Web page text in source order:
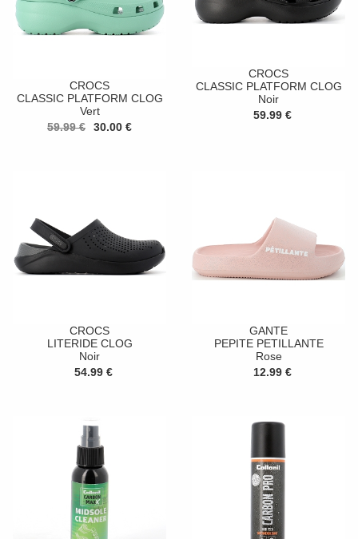
CROCS
CLASSIC PLATFORM CLOG
Vert
59.99 €
30.00 €
CROCS
CLASSIC PLATFORM CLOG
Noir
59.99 €
CROCS
LITERIDE CLOG
Noir
54.99 €
GANTE
PEPITE PETILLANTE
Rose
12.99 €